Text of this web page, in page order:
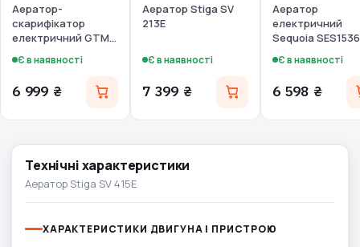
Аератор-
скарифікатор
електричний GTM
Є в наявності
6 999 ₴
Аератор Stiga SV
213E
Є в наявності
7 399 ₴
Аератор
електричний
Sequoia SES1536
Є в наявності
6 598 ₴
Технічні характеристики
Аератор Stiga SV 415E
ХАРАКТЕРИСТИКИ ДВИГУНА І ПРИСТРОЮ